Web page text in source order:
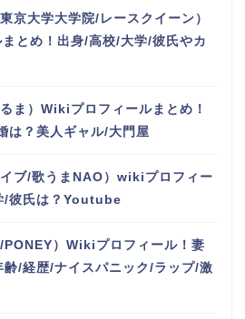
京大学大学院/レースクイーン）
とめ！出身/高校/大学/彼氏やカ
ま）Wikiプロフィールまとめ！
は？美人ギャル/大門屋
ブ/歌うまNAO）wikiプロフィー
/彼氏は？Youtube
PONEY）Wikiプロフィール！妻
齢/経歴/ナイスパニック/ラップ/激